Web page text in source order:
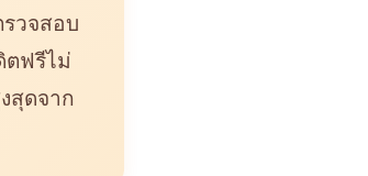
วจสอบ
ตฟรีไม่
สุดจาก